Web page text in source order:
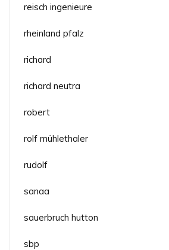
reisch ingenieure
rheinland pfalz
richard
richard neutra
robert
rolf mühlethaler
rudolf
sanaa
sauerbruch hutton
sbp